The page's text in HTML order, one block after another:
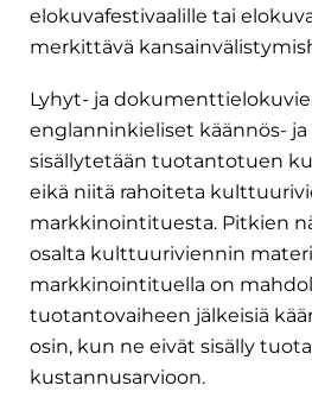
elokuvafestivaalille tai
merkittävä
Lyhyt- ja
englanninkieliset käännös-
sisällytetään tuotantotuen
eikä niitä rahoiteta
markkinointituesta. Pitkien
osalta kulttuuriviennin
markkinointituella on
tuotantovaiheen jälkeisiä
osin, kun ne eivät sisälly
kustannusarvioon.